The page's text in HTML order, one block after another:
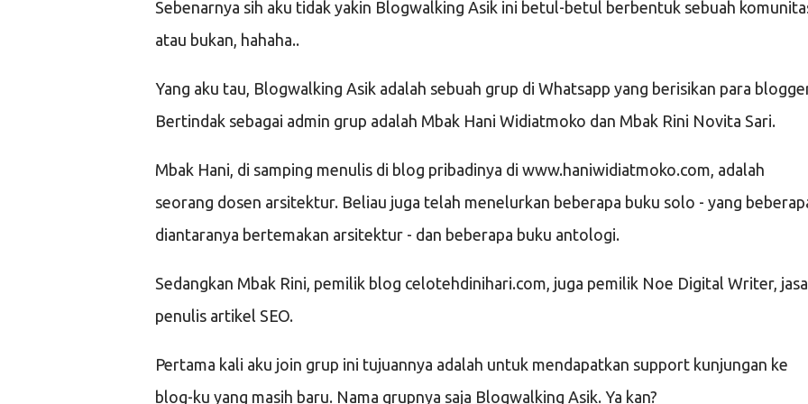
Sebenarnya sih aku tidak yakin Blogwalking Asik ini betul-betul berbentuk sebuah
atau bukan, hahaha..
Yang aku tau, Blogwalking Asik adalah sebuah grup di Whatsapp yang berisikan para
Bertindak sebagai admin grup adalah Mbak Hani Widiatmoko dan Mbak Rini Novita Sari.
Mbak Hani, di samping menulis di blog pribadinya di www.haniwidiatmoko.com, adalah
seorang dosen arsitektur. Beliau juga telah menelurkan beberapa buku solo - yang
diantaranya bertemakan arsitektur - dan beberapa buku antologi.
Sedangkan Mbak Rini, pemilik blog celotehdinihari.com, juga pemilik Noe Digital Writer, jasa
penulis artikel SEO.
Pertama kali aku join grup ini tujuannya adalah untuk mendapatkan support kunjungan ke
blog-ku yang masih baru. Nama grupnya saja Blogwalking Asik. Ya kan?